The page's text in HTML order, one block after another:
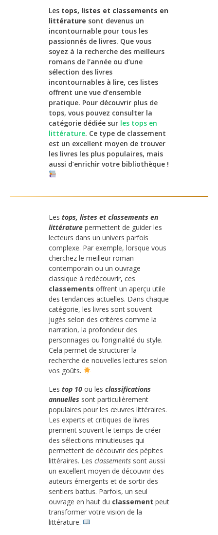
Les tops, listes et classements en
littérature sont devenus un
incontournable pour tous les
passionnés de livres. Que vous
soyez à la recherche des meilleurs
romans de l’année ou d’une
sélection des livres
incontournables à lire, ces listes
offrent une vue d’ensemble
pratique. Pour découvrir plus de
tops, vous pouvez consulter la
catégorie dédiée sur les tops en
littérature. Ce type de classement
est un excellent moyen de trouver
les livres les plus populaires, mais
aussi d’enrichir votre bibliothèque !
Les tops, listes et classements en
littérature permettent de guider les
lecteurs dans un univers parfois
complexe. Par exemple, lorsque vous
cherchez le meilleur roman
contemporain ou un ouvrage
classique à redécouvrir, ces
classements offrent un aperçu utile
des tendances actuelles. Dans chaque
catégorie, les livres sont souvent
jugés selon des critères comme la
narration, la profondeur des
personnages ou l’originalité du style.
Cela permet de structurer la
recherche de nouvelles lectures selon
vos goûts.
Les top 10 ou les classifications
annuelles sont particulièrement
populaires pour les œuvres littéraires.
Les experts et critiques de livres
prennent souvent le temps de créer
des sélections minutieuses qui
permettent de découvrir des pépites
littéraires. Les classements sont aussi
un excellent moyen de découvrir des
auteurs émergents et de sortir des
sentiers battus. Parfois, un seul
ouvrage en haut du classement peut
transformer votre vision de la
littérature.